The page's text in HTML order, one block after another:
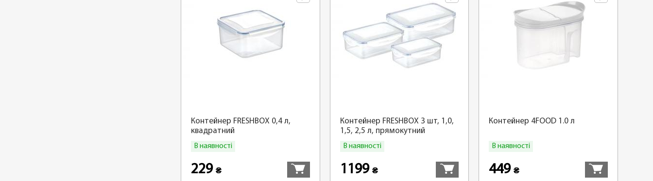
Контейнер FRESHBOX 0,4 л,
квадратний
В наявності
229 ₴
Контейнер FRESHBOX 3 шт, 1,0,
1,5, 2,5 л, прямокутний
В наявності
1199 ₴
Контейнер 4FOOD 1.0 л
В наявності
449₴